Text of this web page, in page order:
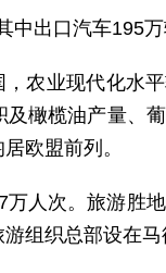
出口汽车195万
农业现代化水平
及橄榄油产量、
欧盟前列。
万人次。旅游胜
组织总部设在马